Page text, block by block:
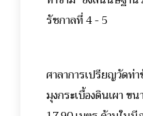
รัชกาลที่ 4 - 5
ศาลาการเปรียญวัดท่
มุงกระเบื้องดินเผา ข